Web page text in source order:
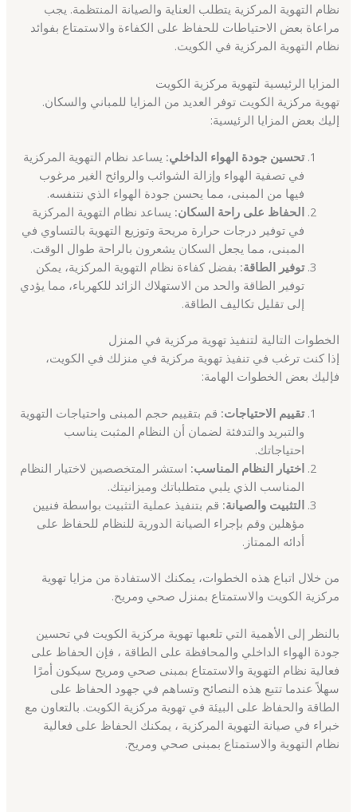
نظام التهوية المركزية يتطلب العناية والصيانة المنتظمة. يجب
مراعاة بعض الاحتياطات للحفاظ على الكفاءة والاستمتاع بفوائد
نظام التهوية المركزية في الكويت.
المزايا الرئيسية لتهوية مركزية الكويت
تهوية مركزية الكويت توفر العديد من المزايا للمباني والسكان.
إليك بعض المزايا الرئيسية:
تحسين جودة الهواء الداخلي: يساعد نظام التهوية المركزية
في تصفية الهواء وإزالة الشوائب والروائح الغير مرغوب
فيها من المبنى، مما يحسن جودة الهواء الذي نتنفسه.
الحفاظ على راحة السكان: يساعد نظام التهوية المركزية
في توفير درجات حرارة مريحة وتوزيع التهوية بالتساوي في
المبنى، مما يجعل السكان يشعرون بالراحة طوال الوقت.
توفير الطاقة: بفضل كفاءة نظام التهوية المركزية، يمكن
توفير الطاقة والحد من الاستهلاك الزائد للكهرباء، مما يؤدي
إلى تقليل تكاليف الطاقة.
الخطوات التالية لتنفيذ تهوية مركزية في المنزل
إذا كنت ترغب في تنفيذ تهوية مركزية في منزلك في الكويت،
فإليك بعض الخطوات الهامة:
تقييم الاحتياجات: قم بتقييم حجم المبنى واحتياجات التهوية
والتبريد والتدفئة لضمان أن النظام المثبت يناسب
احتياجاتك.
اختيار النظام المناسب: استشر المتخصصين لاختيار النظام
المناسب الذي يلبي متطلباتك وميزانيتك.
التثبيت والصيانة: قم بتنفيذ عملية التثبيت بواسطة فنيين
مؤهلين وقم بإجراء الصيانة الدورية للنظام للحفاظ على
أدائه الممتاز.
من خلال اتباع هذه الخطوات، يمكنك الاستفادة من مزايا تهوية
مركزية الكويت والاستمتاع بمنزل صحي ومريح.
بالنظر إلى الأهمية التي تلعبها تهوية مركزية الكويت في تحسين
جودة الهواء الداخلي والمحافظة على الطاقة ، فإن الحفاظ على
فعالية نظام التهوية والاستمتاع بمبنى صحي ومريح سيكون أمرًا
سهلاً عندما تتبع هذه النصائح وتساهم في جهود الحفاظ على
الطاقة والحفاظ على البيئة في تهوية مركزية الكويت. بالتعاون مع
خبراء في صيانة التهوية المركزية ، يمكنك الحفاظ على فعالية
نظام التهوية والاستمتاع بمبنى صحي ومريح.